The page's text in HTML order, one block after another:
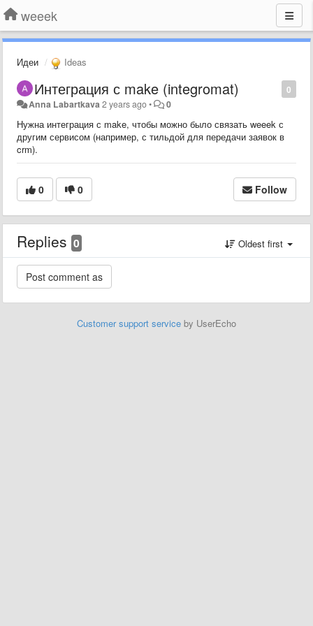
weeek
Идеи Ideas
0
Интеграция с make (integromat)
Anna Labartkava 2 years ago• 0
Нужна интеграция с make, чтобы можно было связать weeek с
другим сервисом (например, с тильдой для передачи заявок в
crm).
0 0 Follow
Replies 0 Oldest first
Customer support service by UserEcho